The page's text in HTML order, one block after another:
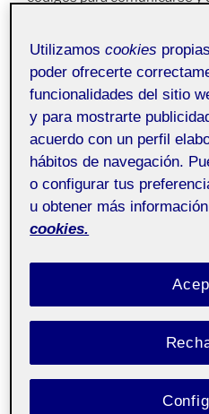
Esta considerable
artista de antaño, y de la
nos deja ver de forma muy
ha ido cambiando a lo largo
¿cómo podemos entender
¿y la verdadera naturaleza
una especie de “mesías” de
estudiaremos, a que
Para ello es de gran ayuda
considerar obra d´art?”
de reflexiones que aclaran
Utilizamoscookies
poder ofrecerte
funcionalidades del sitio
y para mostrarte
acuerdo con un perfil
hábitos de navegación.
o configurar tus
u obtener más
cookies.